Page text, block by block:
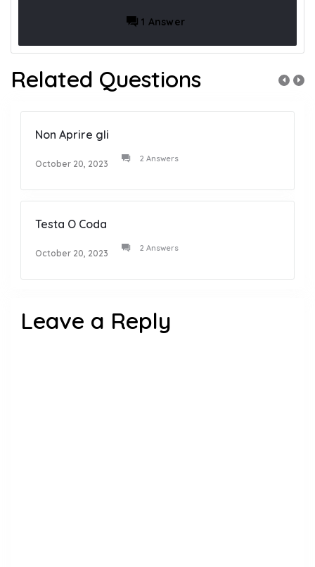
1 Answer
Related Questions
Non Aprire gli
October 20, 2023 2 Answers
Testa O Coda
October 20, 2023 2 Answers
Leave a Reply